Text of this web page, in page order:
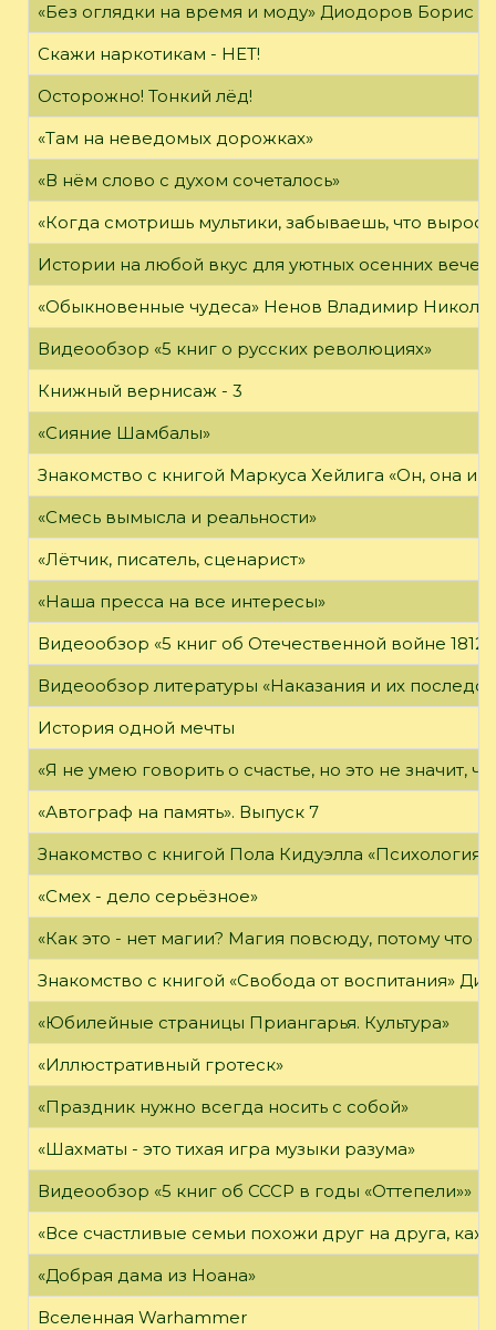
«Без оглядки на время и моду» Диодоров Борис
Скажи наркотикам - НЕТ!
Осторожно! Тонкий лёд!
«Там на неведомых дорожках»
«В нём слово с духом сочеталось»
«Когда смотришь мультики, забываешь, что вырос»
Истории на любой вкус для уютных осенних
«Обыкновенные чудеса» Ненов Владимир
Видеообзор «5 книг о русских революциях»
Книжный вернисаж - 3
«Сияние Шамбалы»
Знакомство с книгой Маркуса Хейлига «Он, она и
«Смесь вымысла и реальности»
«Лётчик, писатель, сценарист»
«Наша пресса на все интересы»
Видеообзор «5 книг об Отечественной войне 1812
Видеообзор литературы «Наказания и их
История одной мечты
«Я не умею говорить о счастье, но это не значит,
«Автограф на память». Выпуск 7
Знакомство с книгой Пола Кидуэлла «Психология
«Смех - дело серьёзное»
«Как это - нет магии? Магия повсюду, потому что
Знакомство с книгой «Свобода от воспитания»
«Юбилейные страницы Приангарья. Культура»
«Иллюстративный гротеск»
«Праздник нужно всегда носить с собой»
«Шахматы - это тихая игра музыки разума»
Видеообзор «5 книг об СССР в годы «Оттепели»»
«Все счастливые семьи похожи друг на друга,
«Добрая дама из Ноана»
Вселенная Warhammer